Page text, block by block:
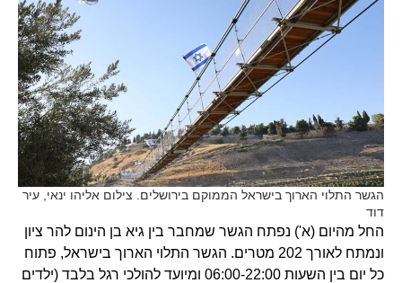
הגשר התלוי הארוך בישראל הממוקם בירושלים. צילום אליהו ינאי, עיר
דוד
החל מהיום (א') נפתח הגשר שמחבר בין גיא בן הינום להר ציון
ונמתח לאורך 202 מטרים. הגשר התלוי הארוך בישראל, פתוח
כל יום בין השעות 06:00-22:00 ומיועד להולכי רגל בלבד (ילדים